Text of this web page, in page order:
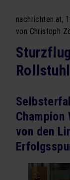
Ausbildung &
Analysen &
SEMINARE
Newsletter
VORTRÄGE
nachrichten.at,
von Christoph
von den